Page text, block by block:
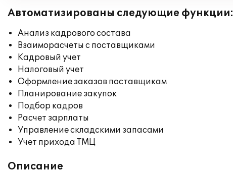
Автоматизированы следующие функции:
Анализ кадрового состава
Взаиморасчеты с поставщиками
Кадровый учет
Налоговый учет
Оформление заказов поставщикам
Планирование закупок
Подбор кадров
Расчет зарплаты
Управление складскими запасами
Учет прихода ТМЦ
Описание